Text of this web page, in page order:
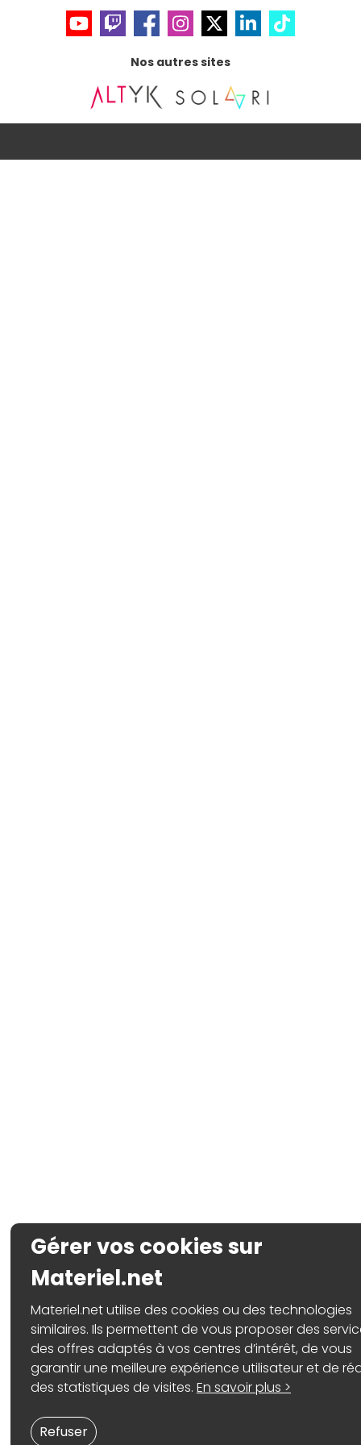
Nos autres sites
Gérer vos cookies sur
Materiel.net
Materiel.net utilise des cookies ou des technologies
similaires. Ils permettent de vous proposer des
des offres adaptés à vos centres d’intérêt, de vous
garantir une meilleure expérience utilisateur et de
des statistiques de visites.En savoir plus >
Refuser